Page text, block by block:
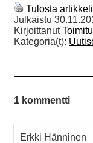
Tulosta artikkeli
Julkaistu
Kirjoittanut
Kategoria(t):
1 kommentti
Erkki Hänninen